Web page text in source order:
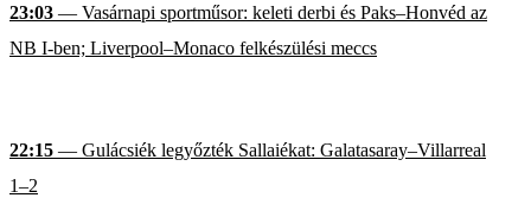
23:03 — Vasárnapi sportműsor: keleti derbi és Paks–Honvéd az
NB I-ben; Liverpool–Monaco felkészülési meccs
22:15 — Gulácsiék legyőzték Sallaiékat: Galatasaray–Villarreal
1–2